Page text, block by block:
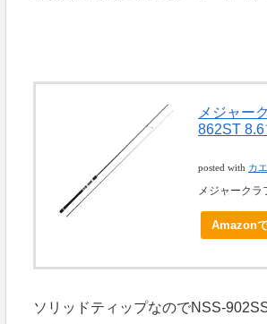
メジャー
862ST 8.6
posted with カ
メジャーク
Amazon
ソリッドティップなのでNSS-